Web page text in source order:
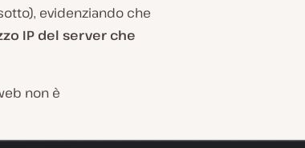
evidenziando che
IP del server che
non è